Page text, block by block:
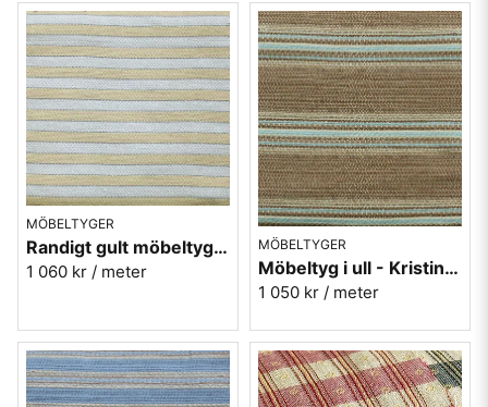
MÖBELTYGER
Randigt gult möbeltyg i ull - Repris nr.10
1 060 kr / meter
MÖBELTYGER
Möbeltyg i ull - Kristina nr.80 brun
1 050 kr / meter